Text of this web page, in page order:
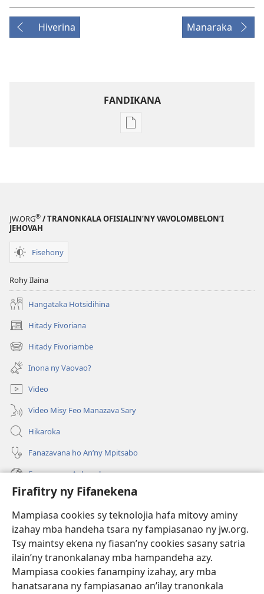
Firafitry ny Fifanekena
Mampiasa cookies sy teknolojia hafa mitovy aminy
izahay mba handeha tsara ny fampiasanao ny jw.org.
Tsy maintsy ekena ny fiasan’ny cookies sasany satria
ilain’ny tranonkalanay mba hampandeha azy.
Mampiasa cookies fanampiny izahay, ary mba
hanatsarana ny fampiasanao an’ilay tranonkala
Hiverina Manaraka
FANDIKANA
Fandikana
JW.ORG® / TRANONKALA OFISIALIN’NY VAVOLOMBELON’I
JEHOVAH
Fisehony
Rohy Ilaina
Hangataka Hotsidihina
Hitady Fivoriana
(manokatra
rohy) Hitady Fivoriambe
(manokatra
rohy) Inona ny Vaovao?
Video
Video Misy Feo Manazava Sary
Hikaroka
Fanazavana ho An’ny Mpitsabo
Fanazavana Ankapobeny
Fanampiana
Fanomezana
(manokatra
rohy)
FITEHIRIZAM-BOKIN’NY Vavolombelon’i Jehovah
(manokatra
rohy)
JW Hub
(manokatra